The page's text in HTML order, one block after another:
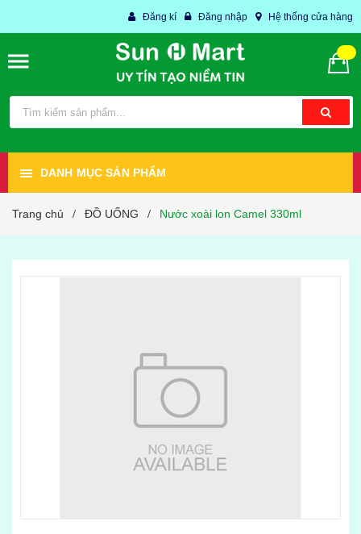
Đăng kí Đăng nhập Hệ thống cửa hàng
DANH MỤC SẢN PHẨM
Trang chủ / ĐỒ UỐNG / Nước xoài lon Camel 330ml